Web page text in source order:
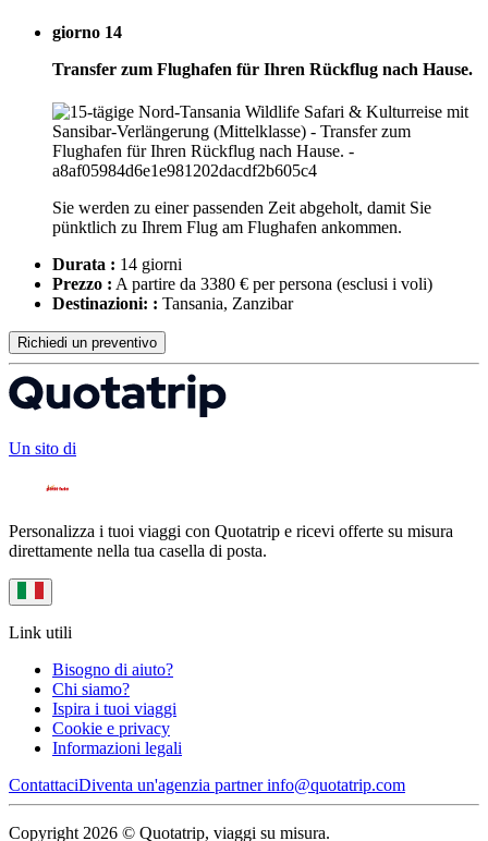
giorno 14
Transfer zum Flughafen für Ihren Rückflug nach Hause.
Sie werden zu einer passenden Zeit abgeholt, damit Sie
pünktlich zu Ihrem Flug am Flughafen ankommen.
Durata : 14 giorni
Prezzo : A partire da 3380 € per persona (esclusi i voli)
Destinazioni: : Tansania, Zanzibar
Richiedi un preventivo
Un sito di
Personalizza i tuoi viaggi con Quotatrip e ricevi offerte su misura
direttamente nella tua casella di posta.
Link utili
Bisogno di aiuto?
Chi siamo?
Ispira i tuoi viaggi
Cookie e privacy
Informazioni legali
ContattaciDiventa un'agenzia partnerinfo@quotatrip.com
Copyright 2026 © Quotatrip, viaggi su misura.